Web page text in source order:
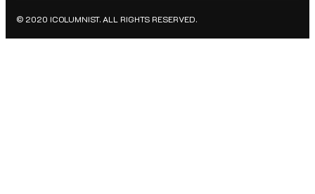
© 2020 ICOLUMNIST. ALL RIGHTS RESERVED.